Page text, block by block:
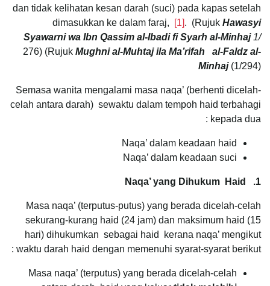
dan tidak kelihatan kesan darah (suci) pada kapas setelah
dimasukkan ke dalam faraj,
[1]. (Rujuk Hawasyi
Syawarni wa Ibn Qassim al-Ibadi fi Syarh al-Minhaj 1/
276) (Rujuk Mughni al-Muhtaj ila Ma’rifah
al-Faldz al-
Minhaj (1/294)
Semasa wanita mengalami masa naqa’ (berhenti dicelah-
celah antara darah) sewaktu dalam tempoh haid terbahagi
kepada dua :
Naqa’ dalam keadaan haid
Naqa’ dalam keadaan suci
1. Naqa’ yang Dihukum Haid
Masa naqa’ (terputus-putus) yang berada dicelah-celah
sekurang-kurang haid (24 jam) dan maksimum haid (15
hari) dihukumkan sebagai haid kerana naqa’ mengikut
waktu darah haid dengan memenuhi syarat-syarat berikut :
Masa naqa’ (terputus) yang berada dicelah-celah